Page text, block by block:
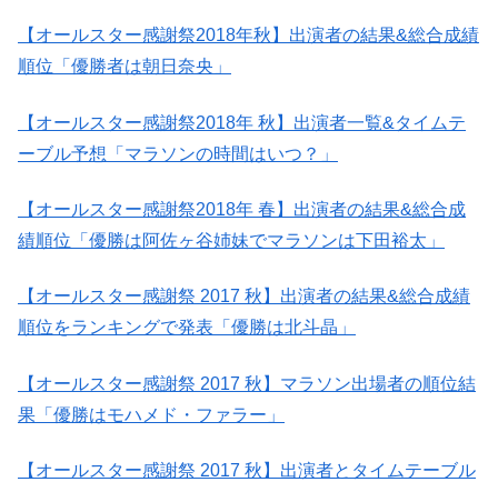
【オールスター感謝祭2018年秋】出演者の結果&総合成績
順位「優勝者は朝日奈央」
【オールスター感謝祭2018年 秋】出演者一覧&タイムテ
ーブル予想「マラソンの時間はいつ？」
【オールスター感謝祭2018年 春】出演者の結果&総合成
績順位「優勝は阿佐ヶ谷姉妹でマラソンは下田裕太」
【オールスター感謝祭 2017 秋】出演者の結果&総合成績
順位をランキングで発表「優勝は北斗晶」
【オールスター感謝祭 2017 秋】マラソン出場者の順位結
果「優勝はモハメド・ファラー」
【オールスター感謝祭 2017 秋】出演者とタイムテーブル